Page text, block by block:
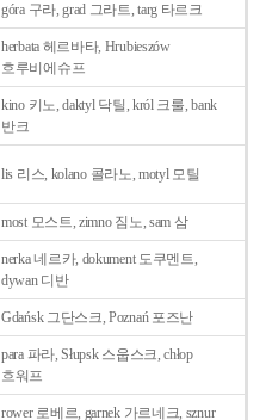
góra 구라, grad 그라트, targ 타르크
herbata 헤르바타, Hrubieszów
흐루비에슈프
kino 키노, daktyl 닥틸, król 크룰, bank
반크
lis 리스, kolano 콜라노, motyl 모틸
most 모스트, zimno 짐노, sam 삼
nerka 네르카, dokument 도쿠멘트,
dywan 디반
Gdańsk 그단스크, Poznań 포즈난
para 파라, Słupsk 스웁스크, chłop
흐워프
rower 로베르, garnek 가르네크, sznur